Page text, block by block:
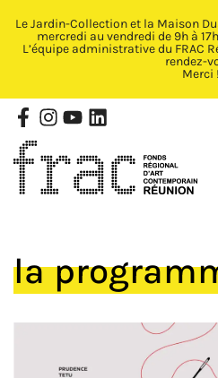
Le Jardin-Collection et la Maison
mercredi au vendredi de 9h à
L’équipe administrative du FRAC
rendez-
Merci !
la